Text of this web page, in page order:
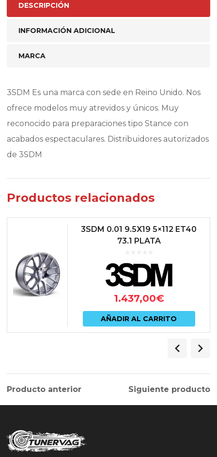
DESCRIPCIÓN
INFORMACIÓN ADICIONAL
MARCA
3SDM Es una marca con sede en Reino Unido. Nos
ofrece modelos muy atrevidos y únicos. Muy
reconocido para preparaciones tipo Stance con
acabados espectaculares. Distribuidores autorizados
de 3SDM
Productos relacionados
3SDM 0.01 9.5X19 5×112 ET40
73.1 PLATA
1.437,00€
AÑADIR AL CARRITO
Producto anterior Siguiente producto